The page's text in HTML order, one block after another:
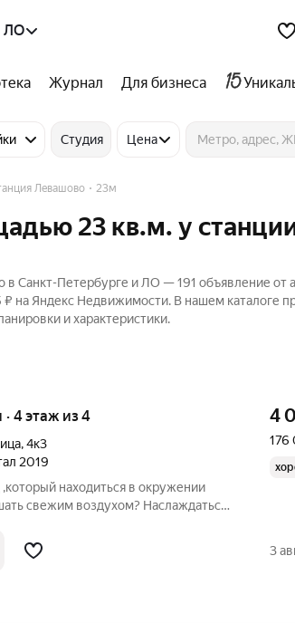
ЛО
Журнал Для бизнеса
Студия Цена
Левашово 23м
23 кв.м. у
Санкт-Петербурге и ЛО — 191 объявление от
на Яндекс Недвижимости. В нашем каталоге
и характеристики.
· 4 этаж из 4
,4к3
2019
находиться в окружении
свежим воздухом? Наслаждаться
.комфортный для проживания.
4
176
3